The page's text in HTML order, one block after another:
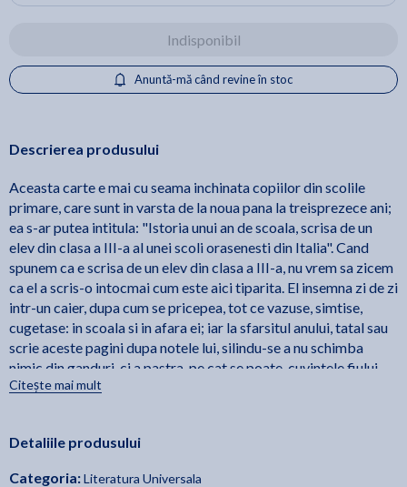
Indisponibil
Anuntă-mă când revine în stoc
Descrierea produsului
Aceasta carte e mai cu seama inchinata copiilor din scolile
primare, care sunt in varsta de la noua pana la treisprezece ani;
ea s-ar putea intitula: "Istoria unui an de scoala, scrisa de un
elev din clasa a III-a al unei scoli orasenesti din Italia". Cand
spunem ca e scrisa de un elev din clasa a III-a, nu vrem sa zicem
ca el a scris-o intocmai cum este aici tiparita. El insemna zi de zi
intr-un caier, dupa cum se pricepea, tot ce vazuse, simtise,
cugetase: in scoala si in afara ei; iar la sfarsitul anului, tatal sau
scrie aceste pagini dupa notele lui, silindu-se a nu schimba
nimic din ganduri, ci a pastra, pe cat se poate, cuvintele fiului
sau. Patru ani in urma, acesta fiind in gimnaziu, isi reciti
faptele din trecut. - Edmondo de Amicis
Citește mai mult
Detaliile produsului
Categoria:Literatura Universala